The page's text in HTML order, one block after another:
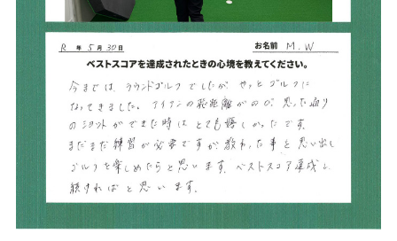
エゴスキューメソッド
レッスン内容
ゴルフが楽しみたい（初心者）
短期間での上達（初心者）
シングルを目指したい（中・上級者）